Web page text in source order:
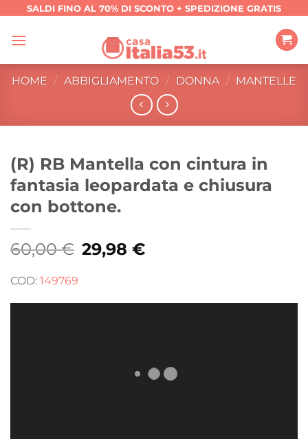
contenuti
SALDI FINO AL 70% DI SCONTO + SPEDIZIONE GRATIS
HOME / ABBIGLIAMENTO / DONNA / MANTELLE
(R) RB Mantella con cintura in
fantasia leopardata e chiusura
con bottone.
60,00€ Il
prezzo
29,98€Il
prezzo
COD: 149769